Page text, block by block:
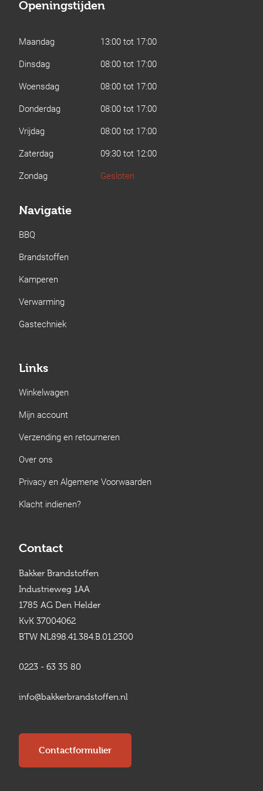
Openingstijden
Maandag
13:00 tot 17:00
Dinsdag
08:00 tot 17:00
Woensdag
08:00 tot 17:00
Donderdag
08:00 tot 17:00
Vrijdag
08:00 tot 17:00
Zaterdag
09:30 tot 12:00
Zondag
Gesloten
Navigatie
BBQ
Brandstoffen
Kamperen
Verwarming
Gastechniek
Links
Winkelwagen
Mijn account
Verzending en retourneren
Over ons
Privacy en Algemene Voorwaarden
Klacht indienen?
Contact
Bakker Brandstoffen
Industrieweg 1AA
1785 AG Den Helder
KvK 37004062
BTW NL898.41.384.B.01.2300
0223 - 63 35 80
info@bakkerbrandstoffen.nl
Contactformulier